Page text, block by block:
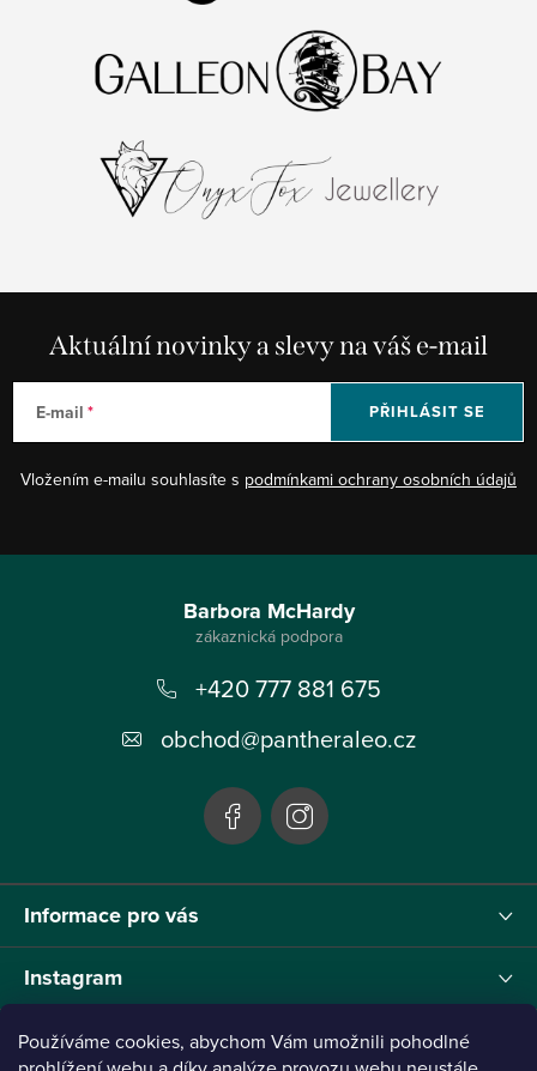
Používáme cookies, abychom Vám umožnili pohodlné
Aktuální novinky a slevy na váš e-mail
E-mail
Vložením e-mailu souhlasíte s podmínkami ochrany osobních údajů
PŘIHLÁSIT SE
Informace pro vás
Instagram
Barbora McHardy
+420 777 881 675
obchod@pantheraleo.cz